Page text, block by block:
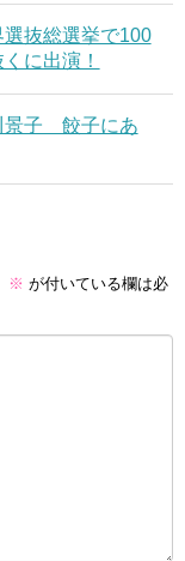
抜総選挙で100
に出演！
景子 餃子にあ
※ が付いている欄は必